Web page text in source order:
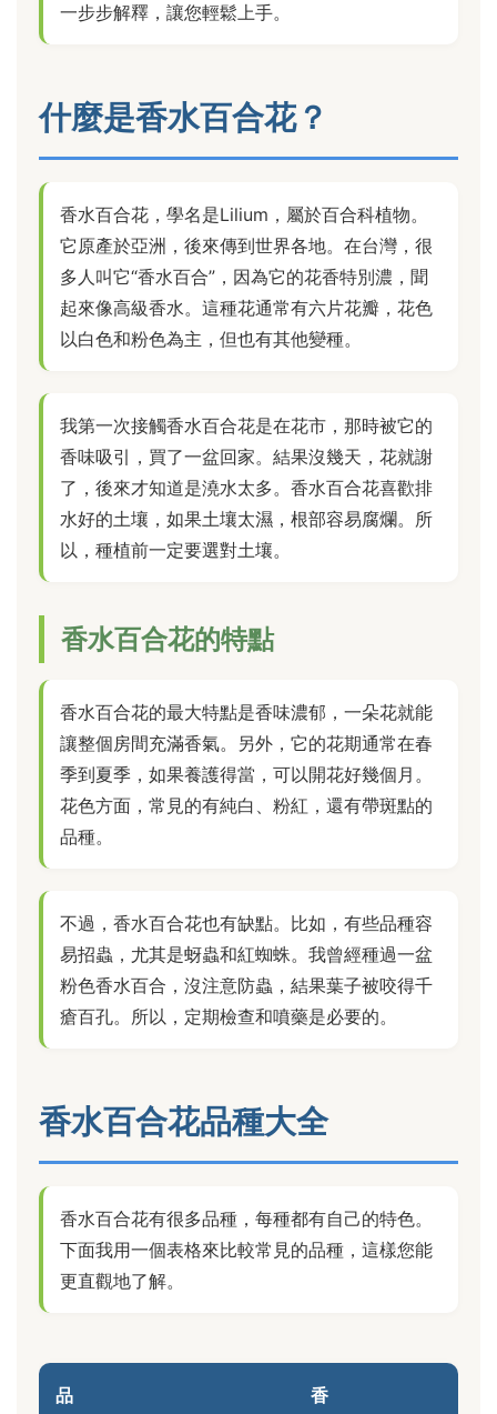
一步步解釋，讓您輕鬆上手。
什麼是香水百合花？
香水百合花，學名是Lilium，屬於百合科植物。
它原產於亞洲，後來傳到世界各地。在台灣，很
多人叫它“香水百合”，因為它的花香特別濃，聞
起來像高級香水。這種花通常有六片花瓣，花色
以白色和粉色為主，但也有其他變種。
我第一次接觸香水百合花是在花市，那時被它的
香味吸引，買了一盆回家。結果沒幾天，花就謝
了，後來才知道是澆水太多。香水百合花喜歡排
水好的土壤，如果土壤太濕，根部容易腐爛。所
以，種植前一定要選對土壤。
香水百合花的特點
香水百合花的最大特點是香味濃郁，一朵花就能
讓整個房間充滿香氣。另外，它的花期通常在春
季到夏季，如果養護得當，可以開花好幾個月。
花色方面，常見的有純白、粉紅，還有帶斑點的
品種。
不過，香水百合花也有缺點。比如，有些品種容
易招蟲，尤其是蚜蟲和紅蜘蛛。我曾經種過一盆
粉色香水百合，沒注意防蟲，結果葉子被咬得千
瘡百孔。所以，定期檢查和噴藥是必要的。
香水百合花品種大全
香水百合花有很多品種，每種都有自己的特色。
下面我用一個表格來比較常見的品種，這樣您能
更直觀地了解。
品
香